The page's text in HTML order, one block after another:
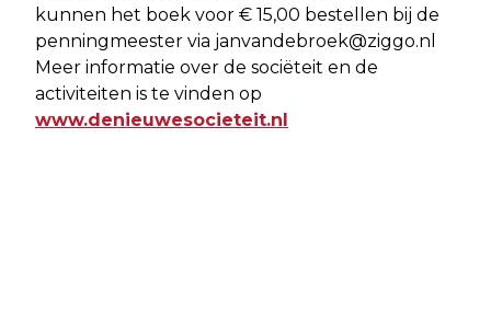
kunnen het boek voor € 15,00 bestellen bij de
penningmeester via janvandebroek@ziggo.nl
Meer informatie over de sociëteit en de
activiteiten is te vinden op
www.denieuwesocieteit.nl